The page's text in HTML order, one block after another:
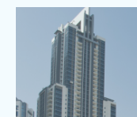
Événements
L'Ifri en bref
Taxonomie